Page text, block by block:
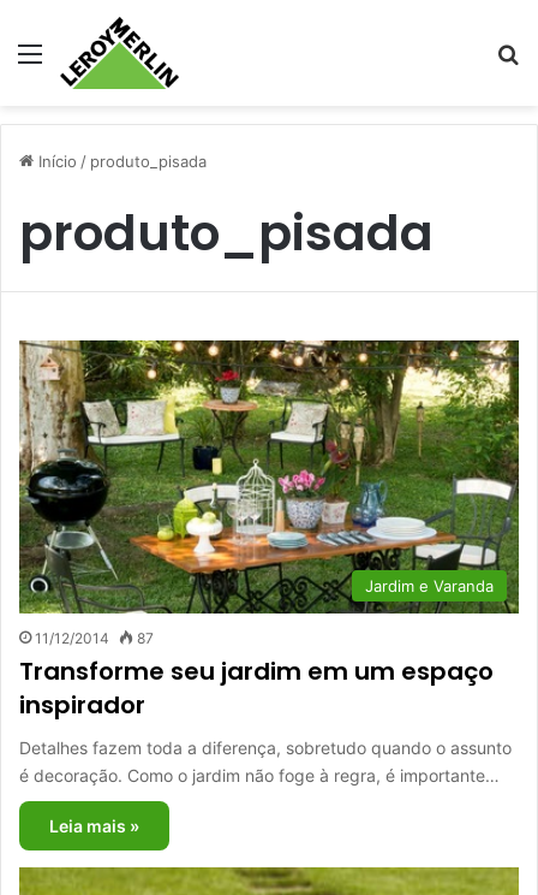
Menu
Início / produto_pisada
produto_pisada
Jardim e Varanda
11/12/2014 87
Transforme seu jardim em um espaço
inspirador
Detalhes fazem toda a diferença, sobretudo quando o assunto
é decoração. Como o jardim não foge à regra, é importante…
Leia mais »